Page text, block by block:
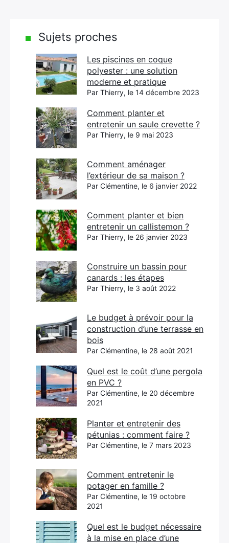
Sujets proches
Les piscines en coque
polyester : une solution
moderne et pratique
Par Thierry, le 14 décembre 2023
Comment planter et
entretenir un saule crevette ?
Par Thierry, le 9 mai 2023
Comment aménager
l’extérieur de sa maison ?
Par Clémentine, le 6 janvier 2022
Comment planter et bien
entretenir un callistemon ?
Par Thierry, le 26 janvier 2023
Construire un bassin pour
canards : les étapes
Par Thierry, le 3 août 2022
Le budget à prévoir pour la
construction d’une terrasse en
bois
Par Clémentine, le 28 août 2021
Quel est le coût d’une pergola
en PVC ?
Par Clémentine, le 20 décembre
2021
Planter et entretenir des
pétunias : comment faire ?
Par Clémentine, le 7 mars 2023
Comment entretenir le
potager en famille ?
Par Clémentine, le 19 octobre
2021
Quel est le budget nécessaire
à la mise en place d’une